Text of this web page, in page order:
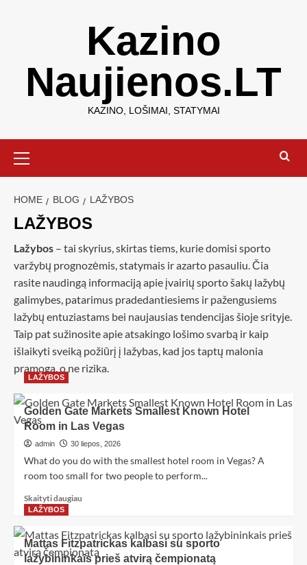
Kazino
Naujienos.LT
KAZINO, LOŠIMAI, STATYMAI
HOME BLOG LAŽYBOS
LAŽYBOS
Lažybos – tai skyrius, skirtas tiems, kurie domisi sporto
varžybų prognozėmis, statymais ir azarto pasauliu. Čia
rasite naudingą informaciją apie įvairių sporto šakų lažybų
galimybes, patarimus pradedantiesiems ir pažengusiems
lažybų entuziastams bei naujausias tendencijas šioje srityje.
Taip pat sužinosite apie atsakingo lošimo svarbą ir kaip
išlaikyti sveiką požiūrį į lažybas, kad jos taptų malonia
pramoga, o ne rizika.
LAŽYBOS
Golden Gate Markets Smallest Known Hotel
Room in Las Vegas
admin 30 liepos, 2026
What do you do with the smallest hotel room in Vegas? A
room too small for two people to perform...
Skaityti daugiau
LAŽYBOS
Mattas Fitzpatrickas kalbasi su sporto
lažybininkais prieš atvirą čempionatą